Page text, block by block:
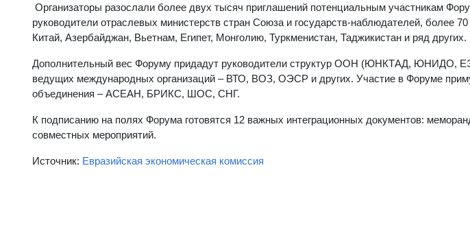
Организаторы разослали более двух тысяч приглашений потенциальным участникам
руководители отраслевых министерств стран Союза и государств-наблюдателей, более
Китай, Азербайджан, Вьетнам, Египет, Монголию, Туркменистан, Таджикистан и ряд других.
Дополнительный вес Форуму придадут руководители структур ООН (ЮНКТАД,
ведущих международных организаций – ВТО, ВОЗ, ОЭСР и других. Участие в Форуме
объединения – АСЕАН, БРИКС, ШОС, СНГ.
К подписанию на полях Форума готовятся 12 важных интеграционных документов:
совместных мероприятий.
Источник: Евразийская экономическая комиссия